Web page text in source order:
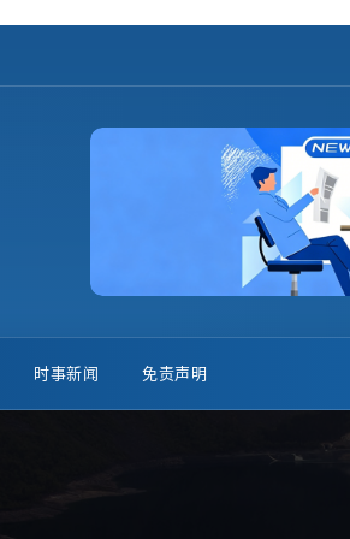
时事新闻 免责声明